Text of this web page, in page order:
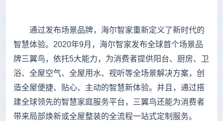
通过发布场景品牌，海尔智家重新定义了新时代的
智慧体验。2020年9月，海尔智家发布全球首个场景品
牌三翼鸟，依托5大能力，为消费者提供阳台、厨房、卫
浴、全屋空气、全屋用水、视听等全场景解决方案，创
造全屋便捷、贴心、主动的智慧新体验。并且，通过搭
建全球领先的智慧家庭服务平台，三翼鸟还能为消费者
带来局部焕新或全屋整装的全流程一站式定制服务。